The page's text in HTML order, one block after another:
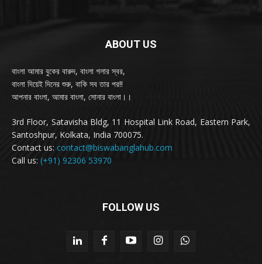
ABOUT US
বাংলা আমার বুকের বারুদ, বাংলা গলার স্বর,
বাংলা দিয়েই দিনের শুরু, বাকি সব তার পর!!
আপনার বাংলা, আমার বাংলা, সোনার বাংলা।।
3rd Floor, Satavisha Bldg, 11 Hospital Link Road, Eastern Park,
Santoshpur, Kolkata, India 700075.
Contact us: contact@biswabanglahub.com
Call us: (+91) 92306 53970
FOLLOW US